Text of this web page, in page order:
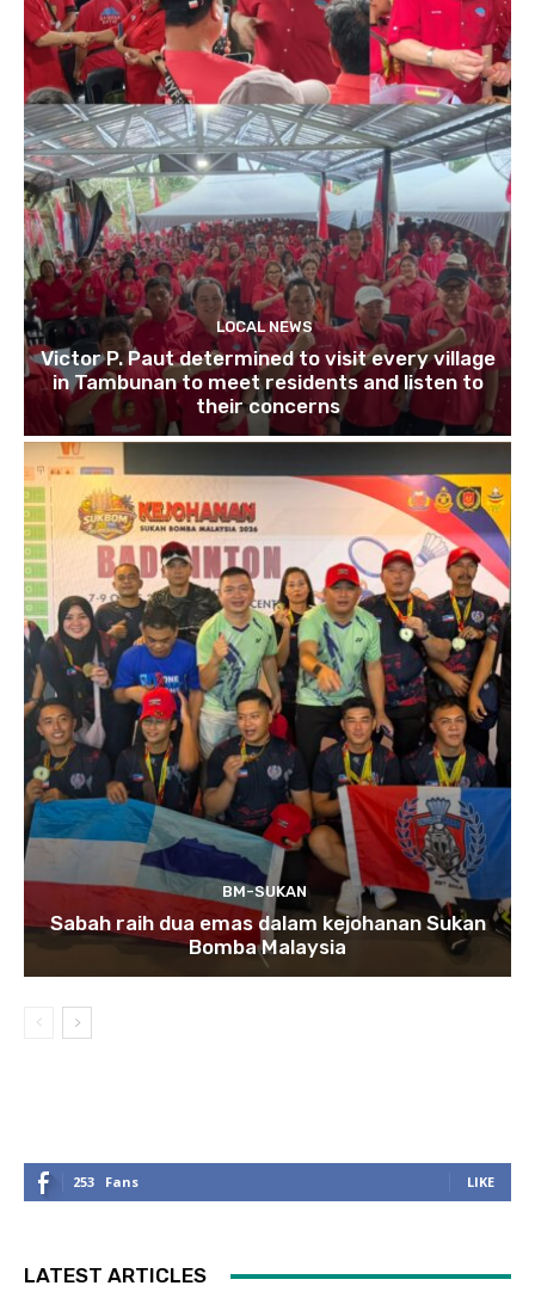
LOCAL NEWS
Victor P. Paut determined to visit every village
in Tambunan to meet residents and listen to
their concerns
BM-SUKAN
Sabah raih dua emas dalam kejohanan Sukan
Bomba Malaysia
253 Fans LIKE
LATEST ARTICLES